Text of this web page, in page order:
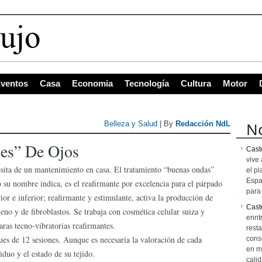
Casa Economia Tecnología Cultura Motor
Belleza y Salud | By Redacción NdL
De Ojos
de un mantenimiento en casa. El tratamiento “buenas ondas”
su nombre indica, es el reafirmante por excelencia para el párpado
e inferior; reafirmante y estimulante, activa la producción de
y de fibroblastos. Se trabaja con cosmética celular suiza y
tecno-vibratorias reafirmantes.
de 12 sesiones. Aunque es necesaria la valoración de cada
y el estado de su tejido.
vive
el
para
en